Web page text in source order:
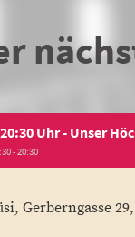
Uhr - Unser
- 20:30
Gerberngasse